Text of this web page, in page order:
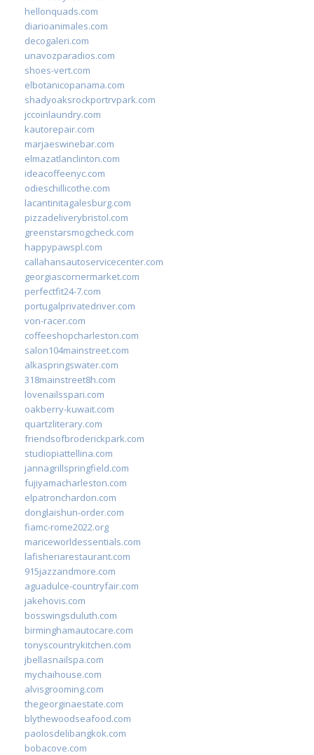
hellonquads.com
diarioanimales.com
decogaleri.com
unavozparadios.com
shoes-vert.com
elbotanicopanama.com
shadyoaksrockportrvpark.com
jccoinlaundry.com
kautorepair.com
marjaeswinebar.com
elmazatlanclinton.com
ideacoffeenyc.com
odieschillicothe.com
lacantinitagalesburg.com
pizzadeliverybristol.com
greenstarsmogcheck.com
happypawspl.com
callahansautoservicecenter.com
georgiascornermarket.com
perfectfit24-7.com
portugalprivatedriver.com
von-racer.com
coffeeshopcharleston.com
salon104mainstreet.com
alkaspringswater.com
318mainstreet8h.com
lovenailsspari.com
oakberry-kuwait.com
quartzliterary.com
friendsofbroderickpark.com
studiopiattellina.com
jannagrillspringfield.com
fujiyamacharleston.com
elpatronchardon.com
donglaishun-order.com
fiamc-rome2022.org
mariceworldessentials.com
lafisheriarestaurant.com
915jazzandmore.com
aguadulce-countryfair.com
jakehovis.com
bosswingsduluth.com
birminghamautocare.com
tonyscountrykitchen.com
jbellasnailspa.com
mychaihouse.com
alvisgrooming.com
thegeorginaestate.com
blythewoodseafood.com
paolosdelibangkok.com
bobacove.com